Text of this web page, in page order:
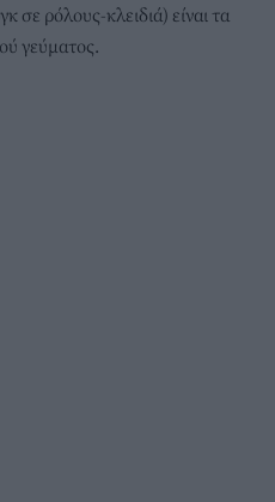
σε ρόλους-κλειδιά) είναι τα
γεύματος.